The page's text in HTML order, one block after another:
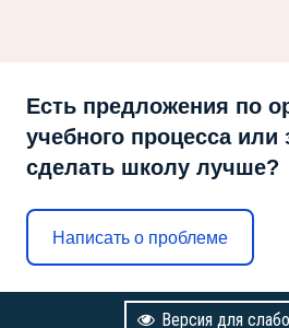
Есть предложения по
учебного процесса или
сделать школу лучше?
Написать о проблеме
Версия для